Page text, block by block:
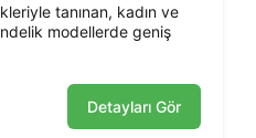
tanınan, kadın ve
modellerde geniş
Detayları Gör